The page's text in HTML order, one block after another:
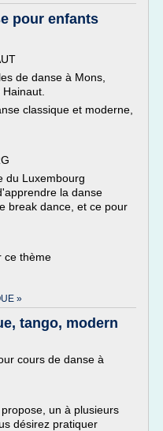
pour enfants
de danse à Mons,
classique et moderne,
du Luxembourg
la danse
break dance, et ce pour
ce thème
»
tango, modern
cours de danse à
un à plusieurs
désirez pratiquer